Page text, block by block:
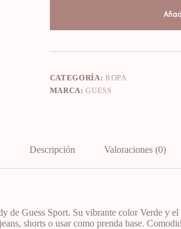
CATEGORÍA: ROPA
MARCA:GUESS
Descripción Valoraciones (0)
de Guess Sport. Su vibrante color Verde y
shorts o usar como prenda base.